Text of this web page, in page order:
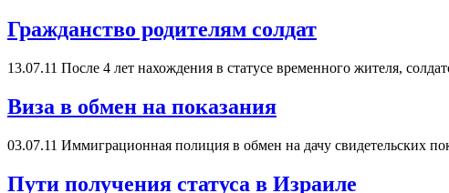
Гражданство родителям солдат
13.07.11 После 4 лет нахождения в статусе временного жителя,
Виза в обмен на показания
03.07.11 Иммиграционная полиция в обмен на дачу свидетельских
Пути получения статуса в Израиле